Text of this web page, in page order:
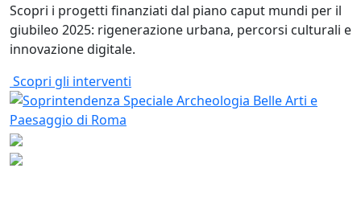
Scopri i progetti finanziati dal piano caput mundi per il
giubileo 2025: rigenerazione urbana, percorsi culturali e
innovazione digitale.
Scopri gli interventi